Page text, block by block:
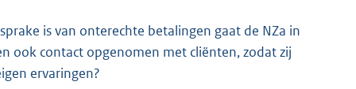
is van onterechte betalingen gaat de NZa in
ook contact opgenomen met cliënten, zodat zij
ervaringen?